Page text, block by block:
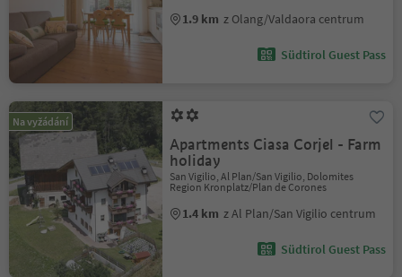
1.9 km z Olang/Valdaora centrum
Südtirol Guest Pass
Na vyžádání
Apartments Ciasa Corjel - Farm
holiday
San Vigilio, Al Plan/San Vigilio, Dolomites
Region Kronplatz/Plan de Corones
1.4 km z Al Plan/San Vigilio centrum
Südtirol Guest Pass